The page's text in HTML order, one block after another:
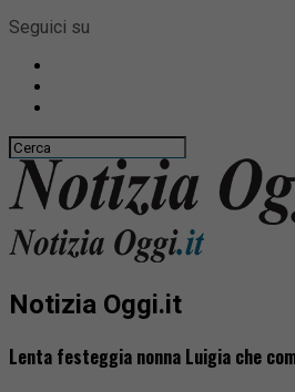
Seguici su
Notizia Oggi.it
Lenta festeggia nonna Luigia che